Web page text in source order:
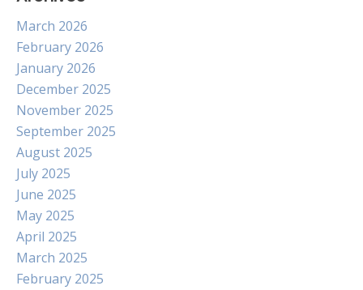
March 2026
February 2026
January 2026
December 2025
November 2025
September 2025
August 2025
July 2025
June 2025
May 2025
April 2025
March 2025
February 2025